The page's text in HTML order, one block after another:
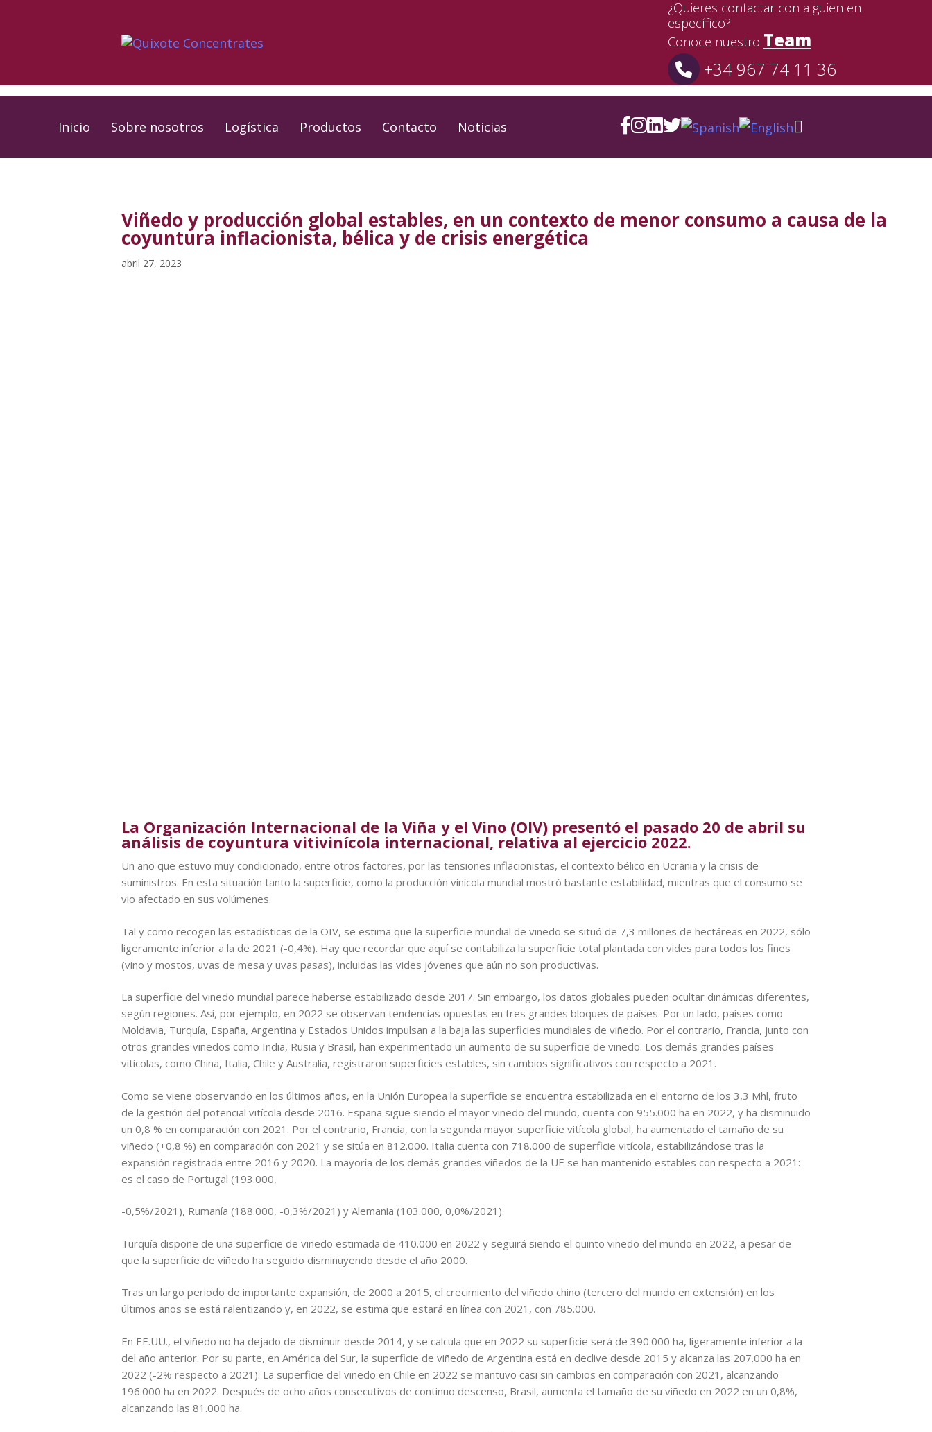
Skip
¿Quieres contactar con alguien en
específico?
Conoce nuestro Team
+34 967 74 11 36
Inicio Sobre nosotros Logística Productos Contacto Noticias
Viñedo y producción global estables, en un contexto de menor consumo a causa de la
coyuntura inflacionista, bélica y de crisis energética
abril 27, 2023
La Organización Internacional de la Viña y el Vino (OIV) presentó el pasado 20 de abril su
análisis de coyuntura vitivinícola internacional, relativa al ejercicio 2022.
Un año que estuvo muy condicionado, entre otros factores, por las tensiones inflacionistas, el contexto bélico en Ucrania y la crisis de
suministros. En esta situación tanto la superficie, como la producción vinícola mundial mostró bastante estabilidad, mientras que el consumo se
vio afectado en sus volúmenes.
Tal y como recogen las estadísticas de la OIV, se estima que la superficie mundial de viñedo se situó de 7,3 millones de hectáreas en 2022, sólo
ligeramente inferior a la de 2021 (-0,4%). Hay que recordar que aquí se contabiliza la superficie total plantada con vides para todos los fines
(vino y mostos, uvas de mesa y uvas pasas), incluidas las vides jóvenes que aún no son productivas.
La superficie del viñedo mundial parece haberse estabilizado desde 2017. Sin embargo, los datos globales pueden ocultar dinámicas diferentes,
según regiones. Así, por ejemplo, en 2022 se observan tendencias opuestas en tres grandes bloques de países. Por un lado, países como
Moldavia, Turquía, España, Argentina y Estados Unidos impulsan a la baja las superficies mundiales de viñedo. Por el contrario, Francia, junto con
otros grandes viñedos como India, Rusia y Brasil, han experimentado un aumento de su superficie de viñedo. Los demás grandes países
vitícolas, como China, Italia, Chile y Australia, registraron superficies estables, sin cambios significativos con respecto a 2021.
Como se viene observando en los últimos años, en la Unión Europea la superficie se encuentra estabilizada en el entorno de los 3,3 Mhl, fruto
de la gestión del potencial vitícola desde 2016. España sigue siendo el mayor viñedo del mundo, cuenta con 955.000 ha en 2022, y ha disminuido
un 0,8 % en comparación con 2021. Por el contrario, Francia, con la segunda mayor superficie vitícola global, ha aumentado el tamaño de su
viñedo (+0,8 %) en comparación con 2021 y se sitúa en 812.000. Italia cuenta con 718.000 de superficie vitícola, estabilizándose tras la
expansión registrada entre 2016 y 2020. La mayoría de los demás grandes viñedos de la UE se han mantenido estables con respecto a 2021:
es el caso de Portugal (193.000,
-0,5%/2021), Rumanía (188.000, -0,3%/2021) y Alemania (103.000, 0,0%/2021).
Turquía dispone de una superficie de viñedo estimada de 410.000 en 2022 y seguirá siendo el quinto viñedo del mundo en 2022, a pesar de
que la superficie de viñedo ha seguido disminuyendo desde el año 2000.
Tras un largo periodo de importante expansión, de 2000 a 2015, el crecimiento del viñedo chino (tercero del mundo en extensión) en los
últimos años se está ralentizando y, en 2022, se estima que estará en línea con 2021, con 785.000.
En EE.UU., el viñedo no ha dejado de disminuir desde 2014, y se calcula que en 2022 su superficie será de 390.000 ha, ligeramente inferior a la
del año anterior. Por su parte, en América del Sur, la superficie de viñedo de Argentina está en declive desde 2015 y alcanza las 207.000 ha en
2022 (-2% respecto a 2021). La superficie del viñedo en Chile en 2022 se mantuvo casi sin cambios en comparación con 2021, alcanzando
196.000 ha en 2022. Después de ocho años consecutivos de continuo descenso, Brasil, aumenta el tamaño de su viñedo en 2022 en un 0,8%,
alcanzando las 81.000 ha.